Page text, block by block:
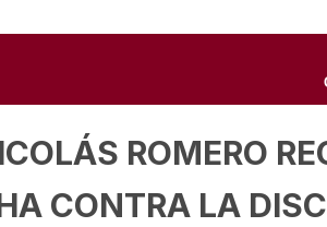
ROMERO
CONTRA LA